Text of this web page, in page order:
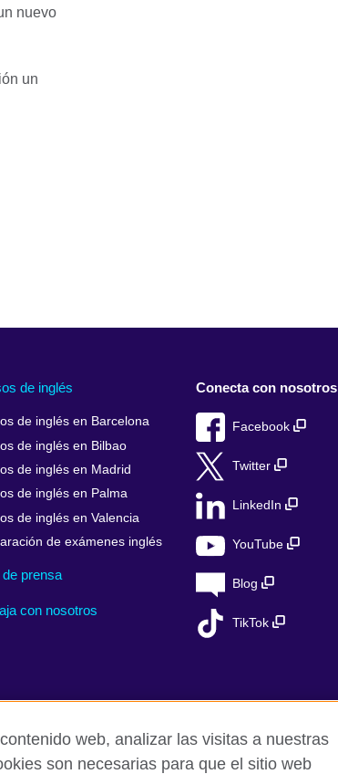
nuevo
un
de inglés
de inglés en Barcelona
de inglés en Bilbao
de inglés en Madrid
de inglés en Palma
de inglés en Valencia
de exámenes inglés
de prensa
con nosotros
Conecta con nosotros
Facebook
Twitter
LinkedIn
YouTube
Blog
TikTok
web, analizar las visitas a nuestras
son necesarias para que el sitio web